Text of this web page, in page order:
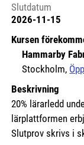
Slutdatum
2026-11-15
Kursen
Hammarby
Stockholm,
Beskrivning
20% lärarledd
lärplattformen
Slutprov skrivs i